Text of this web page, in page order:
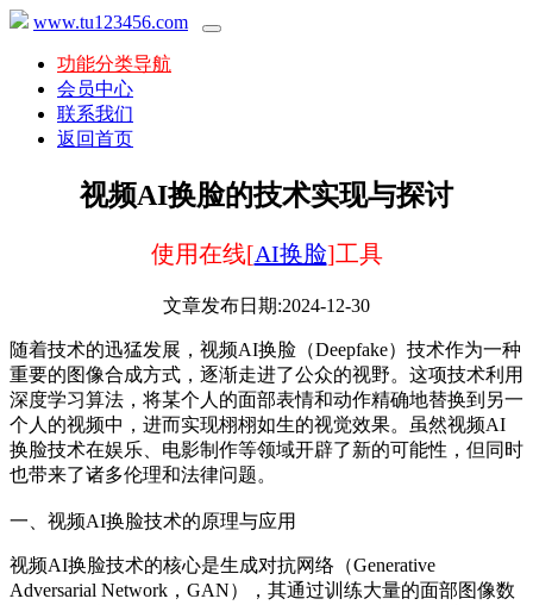
www.tu123456.com
功能分类导航
会员中心
联系我们
返回首页
视频AI换脸的技术实现与探讨
使用在线[AI换脸]工具
文章发布日期:2024-12-30
随着技术的迅猛发展，视频AI换脸（Deepfake）技术作为一种
重要的图像合成方式，逐渐走进了公众的视野。这项技术利用
深度学习算法，将某个人的面部表情和动作精确地替换到另一
个人的视频中，进而实现栩栩如生的视觉效果。虽然视频AI
换脸技术在娱乐、电影制作等领域开辟了新的可能性，但同时
也带来了诸多伦理和法律问题。
一、视频AI换脸技术的原理与应用
视频AI换脸技术的核心是生成对抗网络（Generative
Adversarial Network，GAN），其通过训练大量的面部图像数